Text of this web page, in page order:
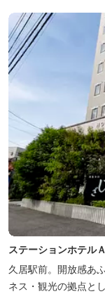
はコテージがおスス
キャン...
ステーションホテル
久居駅前。開放感あ
ネス・観光の拠点と